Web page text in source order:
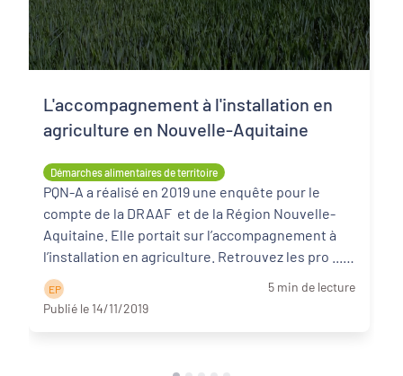
Démarches alimentaires de territoire
L'accompagnement à l'installation en
agriculture en Nouvelle-Aquitaine
PQN-A a réalisé en 2019 une enquête pour le
compte de la DRAAF et de la Région Nouvelle-
Aquitaine. Elle portait sur l’accompagnement à
Lire la suite
E P
5 min de lecture
Publié le 14/11/2019